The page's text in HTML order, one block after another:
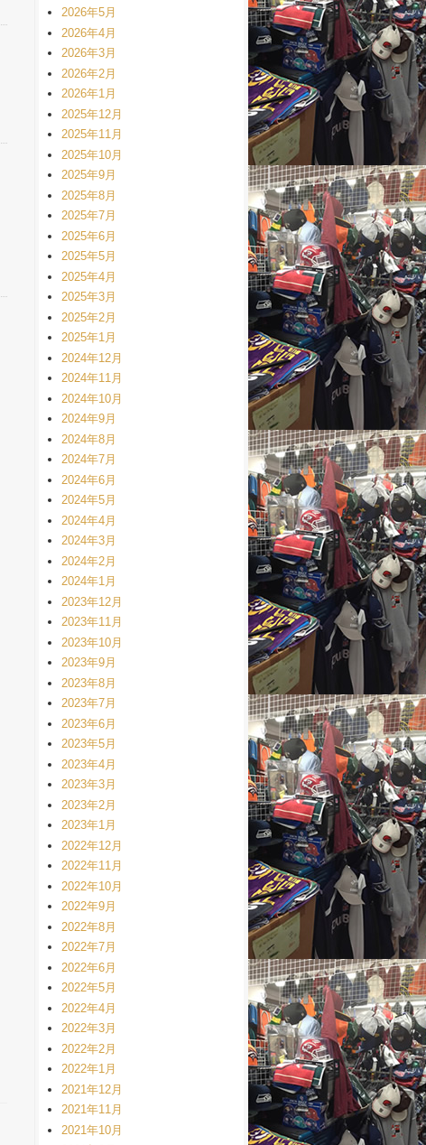
2026年5月
2026年4月
2026年3月
2026年2月
2026年1月
2025年12月
2025年11月
2025年10月
2025年9月
2025年8月
2025年7月
2025年6月
2025年5月
2025年4月
2025年3月
2025年2月
2025年1月
2024年12月
2024年11月
2024年10月
2024年9月
2024年8月
2024年7月
2024年6月
2024年5月
2024年4月
2024年3月
2024年2月
2024年1月
2023年12月
2023年11月
2023年10月
2023年9月
2023年8月
2023年7月
2023年6月
2023年5月
2023年4月
2023年3月
2023年2月
2023年1月
2022年12月
2022年11月
2022年10月
2022年9月
2022年8月
2022年7月
2022年6月
2022年5月
2022年4月
2022年3月
2022年2月
2022年1月
2021年12月
2021年11月
2021年10月